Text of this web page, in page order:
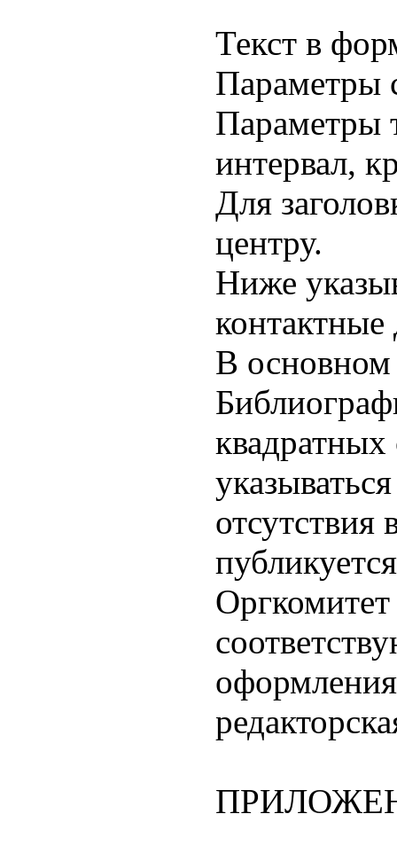
Текст в
Параметры
Параметры
интервал,
Для
центру.
Ниже
В основном
отсутствия
Оргкомитет